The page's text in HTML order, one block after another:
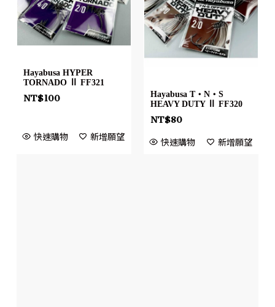
Hayabusa HYPER
TORNADO Ⅱ FF321
NT$100
快速購物 新增願望
Hayabusa T・N・S
HEAVY DUTY Ⅱ FF320
NT$80
快速購物 新增願望